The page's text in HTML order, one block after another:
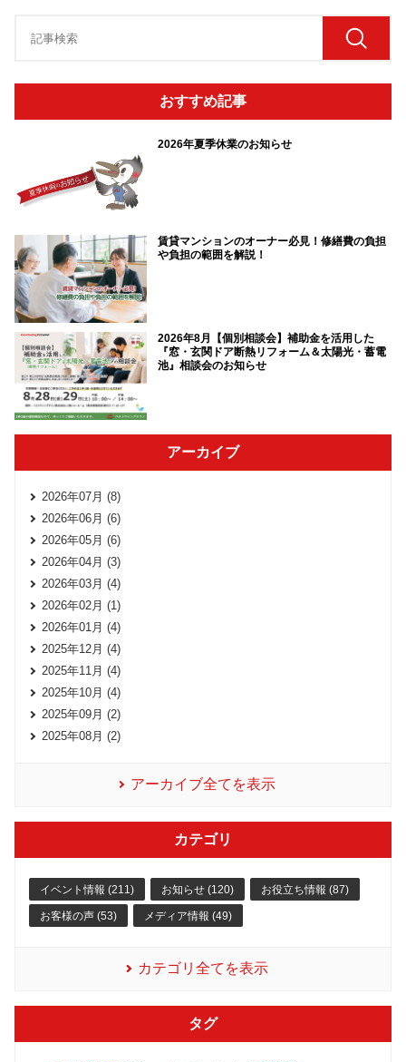
おすすめ記事
2026年夏季休業のお知らせ
賃貸マンションのオーナー必見！修繕費の負担
や負担の範囲を解説！
2026年8月【個別相談会】補助金を活用した
『窓・玄関ドア断熱リフォーム＆太陽光・蓄電
池』相談会のお知らせ
アーカイブ
2026年07月 (8)
2026年06月 (6)
2026年05月 (6)
2026年04月 (3)
2026年03月 (4)
2026年02月 (1)
2026年01月 (4)
2025年12月 (4)
2025年11月 (4)
2025年10月 (4)
2025年09月 (2)
2025年08月 (2)
アーカイブ全てを表示
カテゴリ
イベント情報 (211) お知らせ (120) お役立ち情報 (87)
お客様の声 (53) メディア情報 (49)
カテゴリ全てを表示
タグ